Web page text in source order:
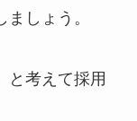
ましょう。
と考えて採用